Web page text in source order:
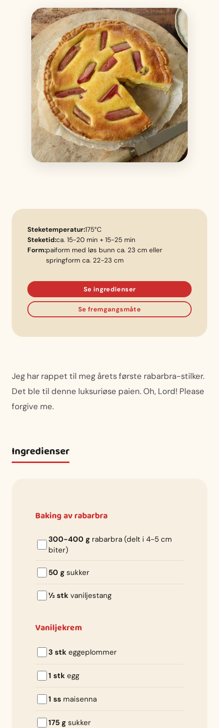
Jeg har rappet til meg årets første rabarbra-stilker.
Det ble til denne luksuriøse paien. Oh, Lord! Please
forgive me.
Ingredienser
Baking av rabarbra
300-400 g rabarbra (delt i 4-5 cm
biter)
50 g sukker
½ stk vaniljestang
Vaniljekrem
3 stk eggeplommer
1 stk egg
1 ss maisenna
175 g sukker
Steketemperatur:175°C
Steketid:ca. 15-20 min + 15-25 min
Form:paiform med løs bunn ca. 23 cm eller
springform ca. 22-23 cm
Se ingredienser
Se fremgangsmåte